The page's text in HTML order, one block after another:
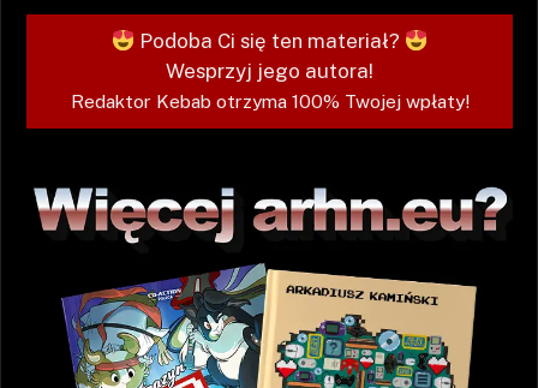
Podoba Ci się ten materiał?
Wesprzyj jego autora!
Redaktor Kebab otrzyma 100% Twojej wpłaty!